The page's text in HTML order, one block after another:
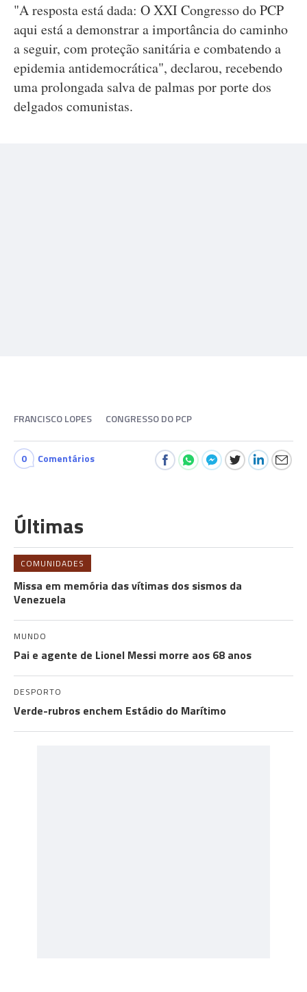
"A resposta está dada: O XXI Congresso do PCP
aqui está a demonstrar a importância do caminho
a seguir, com proteção sanitária e combatendo a
epidemia antidemocrática", declarou, recebendo
uma prolongada salva de palmas por porte dos
delgados comunistas.
FRANCISCO LOPES CONGRESSO DO PCP
0 Comentários
Últimas
COMUNIDADES
Missa em memória das vítimas dos sismos da
Venezuela
MUNDO
Pai e agente de Lionel Messi morre aos 68 anos
DESPORTO
Verde-rubros enchem Estádio do Marítimo